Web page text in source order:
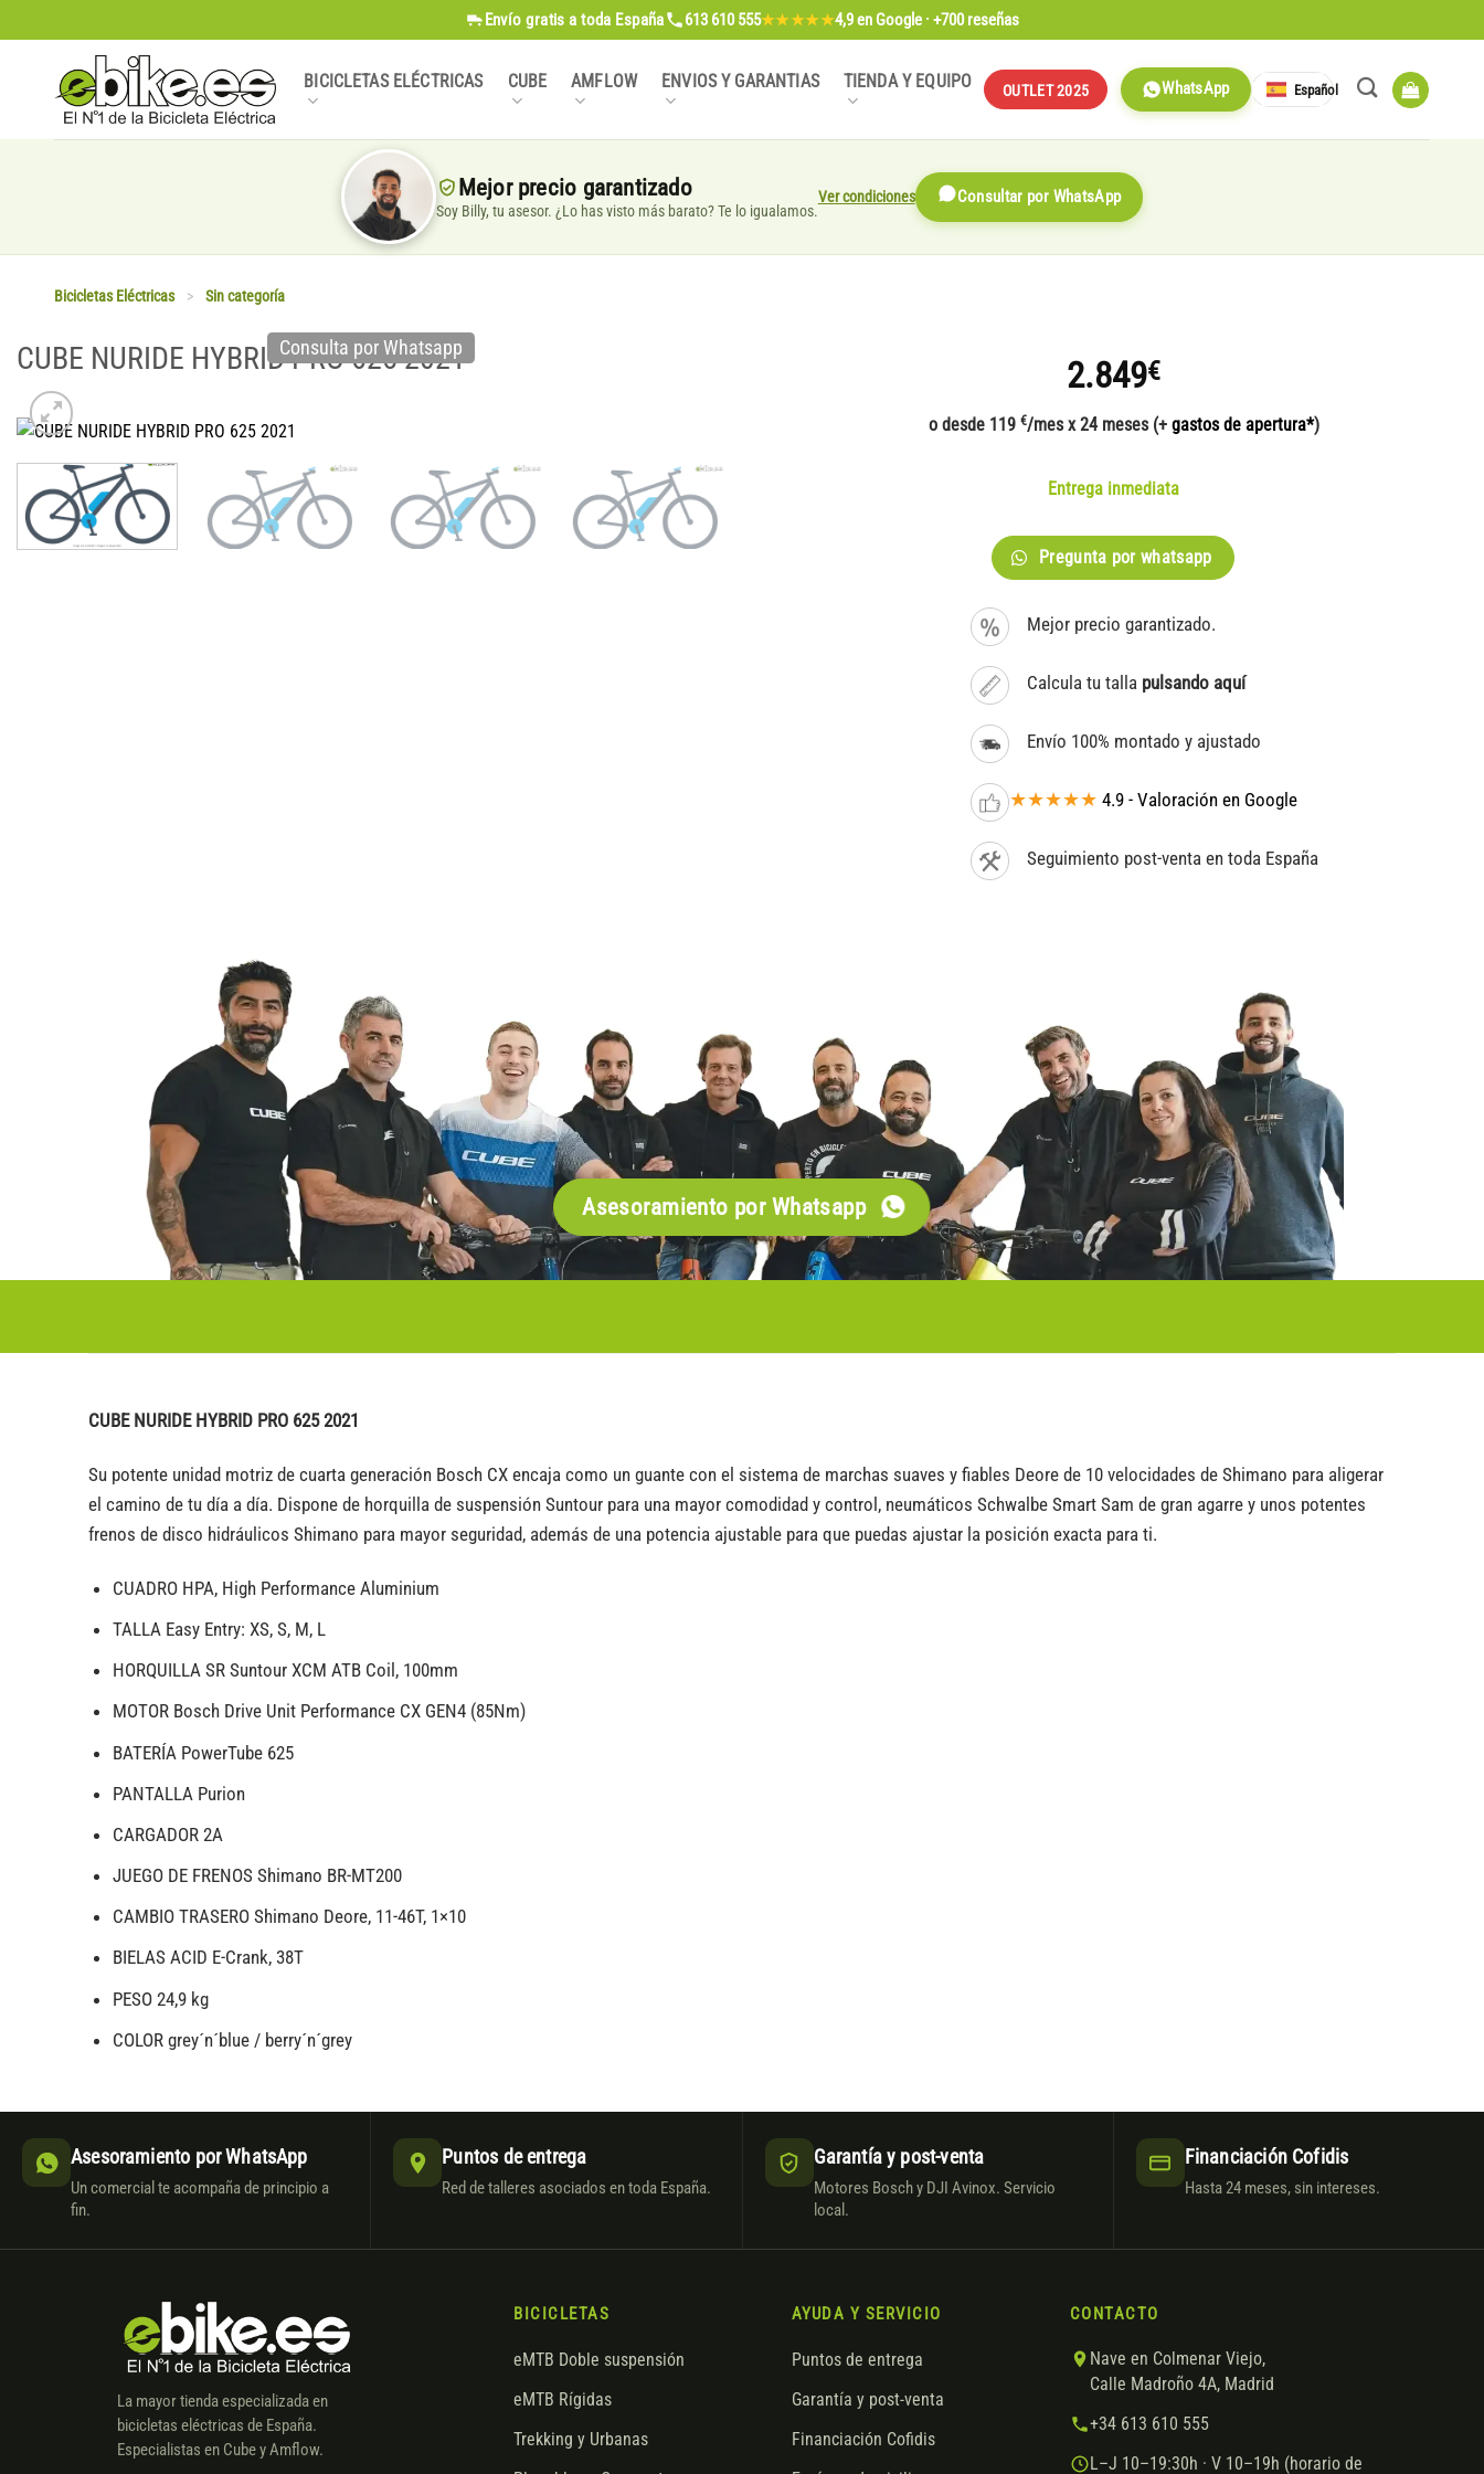
al
contenido
Envío gratis a toda España 613 610 555★★★★★4,9en Google · +700 reseñas
BICICLETAS ELÉCTRICAS CUBE AMFLOW ENVIOS Y GARANTIAS TIENDA Y EQUIPO OUTLET 2025 WhatsApp Español
Mejor precio garantizado
Soy Billy, tu asesor. ¿Lo has visto más barato? Te lo igualamos.
Ver condiciones Consultar por WhatsApp
Bicicletas Eléctricas > Sin categoría
CUBE NURIDE HYBRID PRO 625 2021
Consulta por Whatsapp
2.849€
o desde 119 €/mes x 24 meses (+ gastos de apertura*)
Entrega inmediata
Pregunta por whatsapp
Mejor precio garantizado.
Calcula tu talla pulsando aquí
Envío 100% montado y ajustado
★★★★★ 4.9 - Valoración en Google
Seguimiento post-venta en toda España
Asesoramiento por Whatsapp
CUBE NURIDE HYBRID PRO 625 2021
Su potente unidad motriz de cuarta generación Bosch CX encaja como un guante con el sistema de marchas suaves y fiables Deore de 10 velocidades de Shimano para aligerar
el camino de tu día a día. Dispone de horquilla de suspensión Suntour para una mayor comodidad y control, neumáticos Schwalbe Smart Sam de gran agarre y unos potentes
frenos de disco hidráulicos Shimano para mayor seguridad, además de una potencia ajustable para que puedas ajustar la posición exacta para ti.
CUADRO HPA, High Performance Aluminium
TALLA Easy Entry: XS, S, M, L
HORQUILLA SR Suntour XCM ATB Coil, 100mm
MOTOR Bosch Drive Unit Performance CX GEN4 (85Nm)
BATERÍA PowerTube 625
PANTALLA Purion
CARGADOR 2A
JUEGO DE FRENOS Shimano BR-MT200
CAMBIO TRASERO Shimano Deore, 11-46T, 1×10
BIELAS ACID E-Crank, 38T
PESO 24,9 kg
COLOR grey´n´blue / berry´n´grey
Asesoramiento por WhatsApp
Un comercial te acompaña de principio a
fin.
Puntos de entrega
Red de talleres asociados en toda España.
Garantía y post-venta
Motores Bosch y DJI Avinox. Servicio
local.
Financiación Cofidis
Hasta 24 meses, sin intereses.
La mayor tienda especializada en
bicicletas eléctricas de España.
Especialistas en Cube y Amflow.
BICICLETAS
eMTB Doble suspensión
eMTB Rígidas
Trekking y Urbanas
AYUDA Y SERVICIO
Puntos de entrega
Garantía y post-venta
Financiación Cofidis
CONTACTO
Nave en Colmenar Viejo,
Calle Madroño 4A, Madrid
+34 613 610 555
L–J 10–19:30h · V 10–19h (horario de